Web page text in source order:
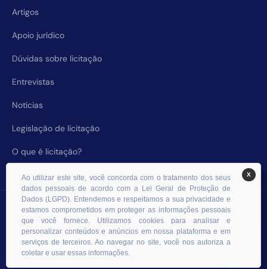
Artigos
Apoio jurídico
Dúvidas sobre licitação
Entrevistas
Notícias
Legislação de licitação
O que é licitação?
© 2026 RHS Licitações. Todos os direitos reservados.
X
Ao utilizar este site, você concorda com o tratamento dos seus
dados pessoais de acordo com a Lei Geral de Proteção de
Dados (LGPD). Entendemos e respeitamos a sua privacidade e
estamos comprometidos em proteger as informações pessoais
que você fornece. Utilizamos cookies para analisar e
personalizar conteúdos e anúncios em nossa plataforma e em
serviços de terceiros. Ao navegar no site, você nos autoriza a
coletar e usar essas informações.